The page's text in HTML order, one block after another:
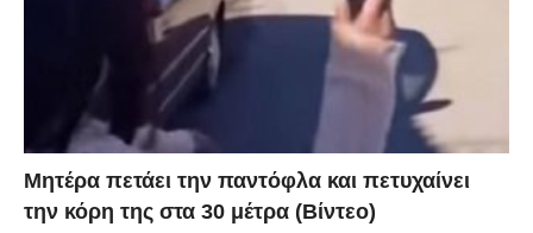
Μητέρα πετάει την παντόφλα και πετυχαίνει
την κόρη της στα 30 μέτρα (Βίντεο)